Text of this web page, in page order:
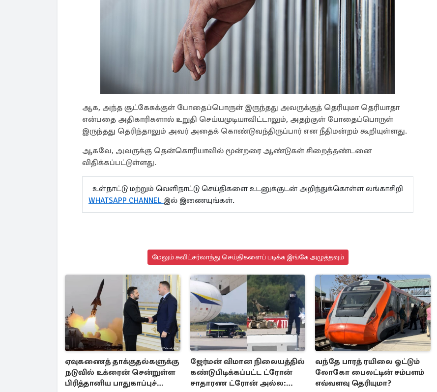
ஆக, அந்த சூட்கேசுக்குள் போதைப்பொருள் இருந்தது அவருக்குத் தெரியுமா தெரியாதா
என்பதை அதிகாரிகளால் உறுதி செய்யமுடியாவிட்டாலும், அதற்குள் போதைப்பொருள்
இருந்தது தெரிந்தாலும் அவர் அதைக் கொண்டுவந்திருப்பார் என நீதிமன்றம் கூறியுள்ளது.
ஆகவே, அவருக்கு தென்கொரியாவில் மூன்றரை ஆண்டுகள் சிறைத்தண்டனை
விதிக்கப்பட்டுள்ளது.
உள்நாட்டு மற்றும் வெளிநாட்டு செய்திகளை உடனுக்குடன் அறிந்துக்கொள்ள லங்காசிறி
WHATSAPP CHANNEL இல் இணையுங்கள்.
மேலும் சுவிட்சர்லாந்து செய்திகளைப் படிக்க இங்கே அழுத்தவும்
ஏவுகணைத் தாக்குதல்களுக்கு
நடுவில் உக்ரைன் சென்றுள்ள
பிரித்தானிய பாதுகாப்புச்
ஜேர்மன் விமான நிலையத்தில்
கண்டுபிடிக்கப்பட்ட ட்ரோன்
சாதாரண ட்ரோன் அல்ல:
வந்தே பாரத் ரயிலை ஓட்டும்
லோகோ பைலட்டின் சம்பளம்
எவ்வளவு தெரியுமா?